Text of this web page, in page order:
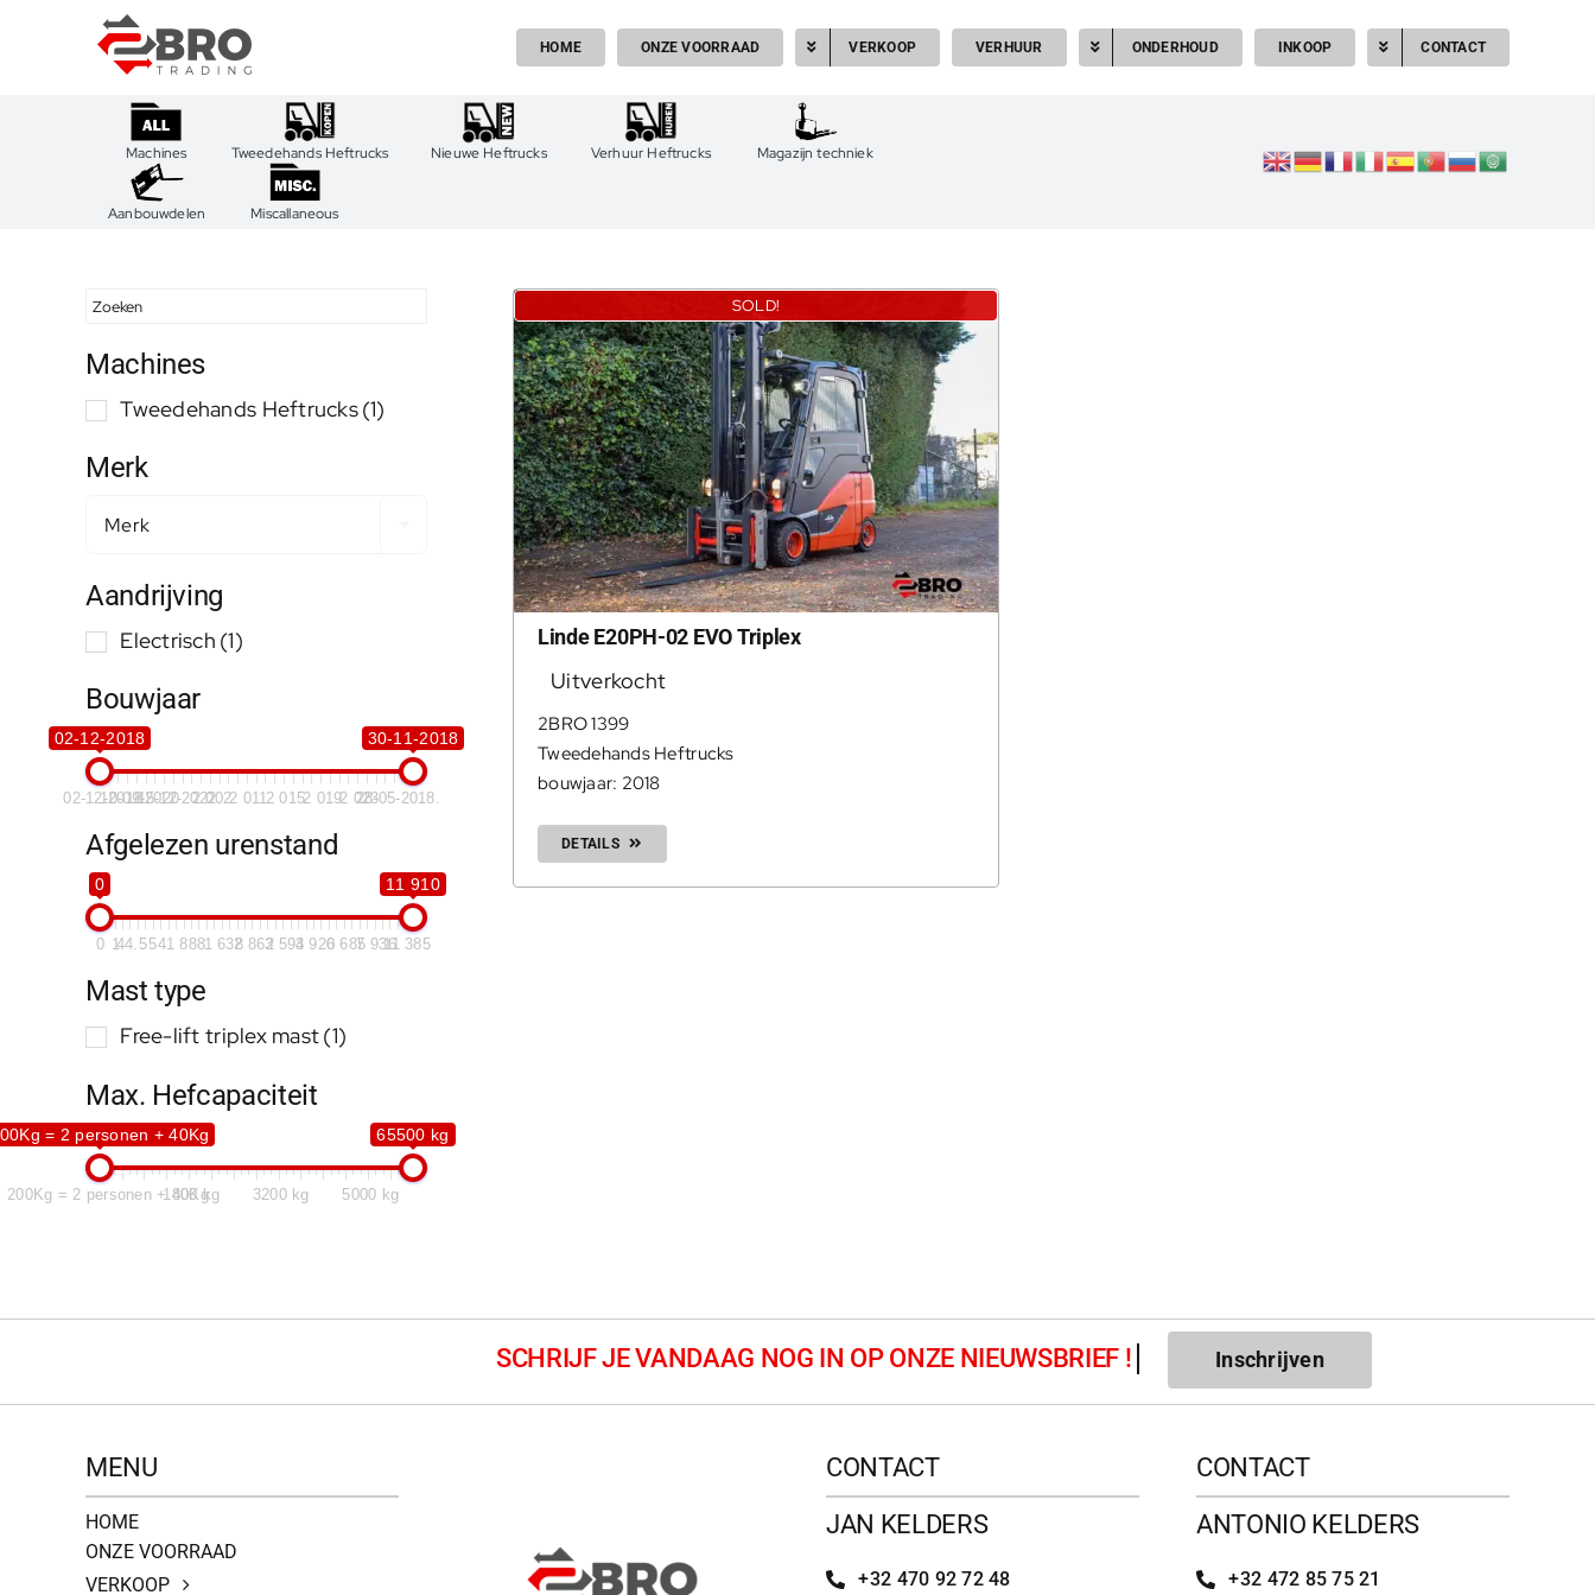
HOME ONZE VOORRAAD VERKOOP VERHUUR ONDERHOUD INKOOP CONTACT
Machines Tweedehands Heftrucks Nieuwe Heftrucks Verhuur Heftrucks Magazijn techniek
Aanbouwdelen Miscallaneous
SOLD!
Linde E20PH-02 EVO Triplex
Uitverkocht
2BRO 1399
Tweedehands Heftrucks
bouwjaar: 2018
DETAILS
Machines
Tweedehands Heftrucks(1)
Merk
Merk
Aandrijving
Electrisch (1)
Bouwjaar
02-12-2018 30-11-2018
02-12-2018
10-09-2020
15-12-2022
2 0022 0112 0152 0192 023
28-05-2018.
Afgelezen urenstand
0 11 910
0 144.5541 8881 6382 8623 5934 9206 6857 93611 385
Mast type
Free-lift triplex mast(1)
Max. Hefcapaciteit
= 2 personen + 40Kg 65500 kg
200Kg = 2 personen + 40Kg
1800 kg 3200 kg 5000 kg
Inschrijven
MENU
HOME
ONZE VOORRAAD
VERKOOP
CONTACT
JAN KELDERS
+32 470 92 72 48
CONTACT
ANTONIO KELDERS
+32 472 85 75 21